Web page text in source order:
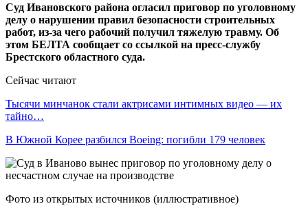
Суд Ивановского района огласил приговор по уголовному
делу о нарушении правил безопасности строительных
работ, из-за чего рабочий получил тяжелую травму. Об
этом БЕЛТА сообщает со ссылкой на пресс-службу
Брестского областного суда.
Сейчас читают
Тысячи минчанок стали актрисами интимных видео — их
тайно…
В Южной Корее разбился Boeing: погибли 179 человек
Фото из открытых источников (иллюстративное)